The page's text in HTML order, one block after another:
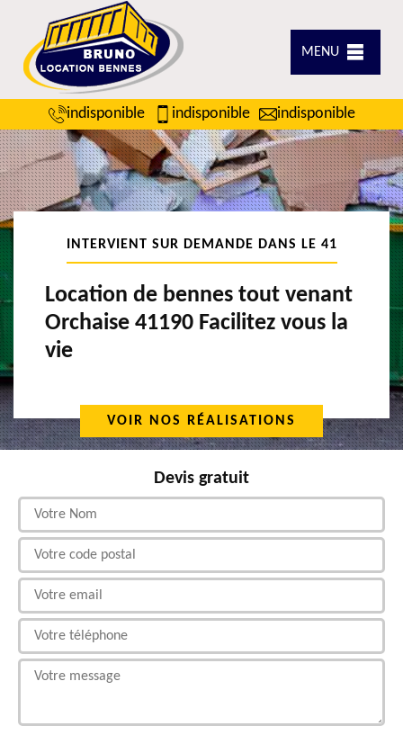
MENU
indisponible indisponible indisponible
INTERVIENT SUR DEMANDE DANS LE 41
Location de bennes tout venant
Orchaise 41190 Facilitez vous la
vie
VOIR NOS RÉALISATIONS
Devis gratuit